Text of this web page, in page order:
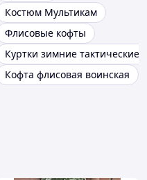
Костюм Мультикам
Флисовые кофты
Куртки зимние тактические
Кофта флисовая воинская